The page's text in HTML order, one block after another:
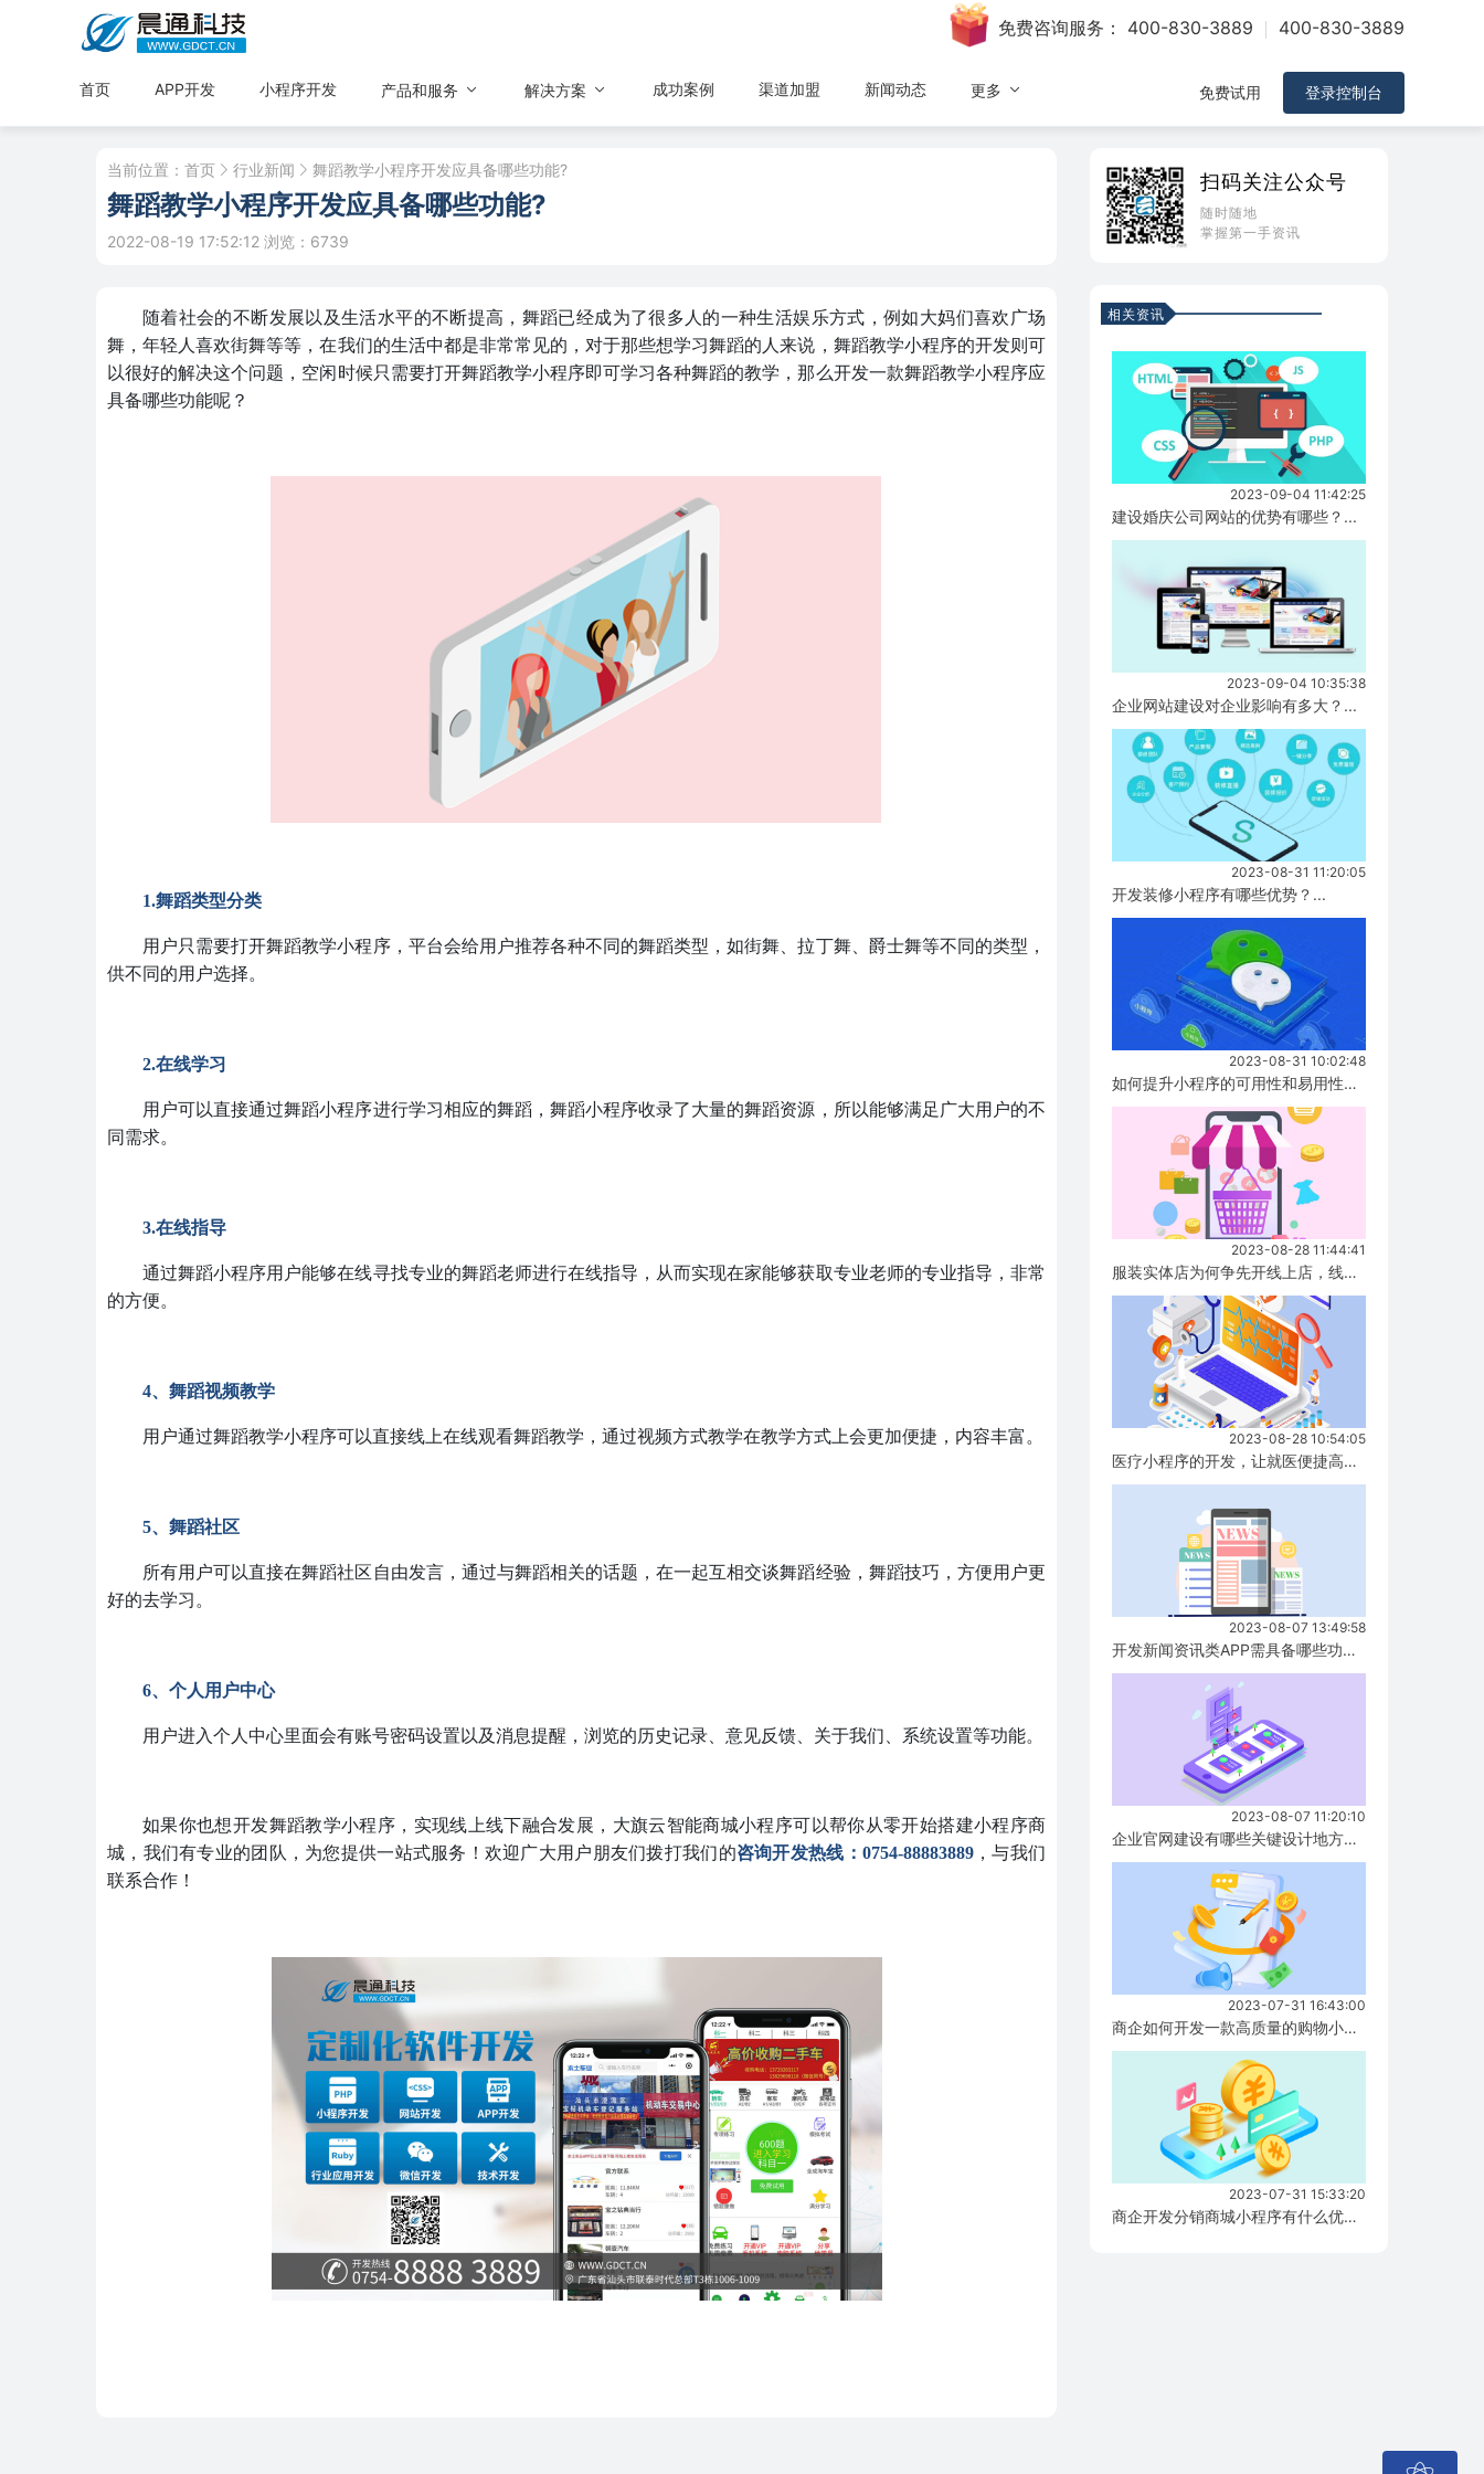
免费咨询服务： 400-830-3889 400-830-3889
首页 APP开发 小程序开发 产品和服务 解决方案 成功案例 渠道加盟 新闻动态 更多 免费试用 登录控制台
当前位置： 首页 行业新闻 舞蹈教学小程序开发应具备哪些功能?
舞蹈教学小程序开发应具备哪些功能?
2022-08-19 17:52:12 浏览：6739
随着社会的不断发展以及生活水平的不断提高，舞蹈已经成为了很多人的一种生活娱乐方式，例如大妈们喜欢广场
舞，年轻人喜欢街舞等等，在我们的生活中都是非常常见的，对于那些想学习舞蹈的人来说，舞蹈教学小程序的开发则可
以很好的解决这个问题，空闲时候只需要打开舞蹈教学小程序即可学习各种舞蹈的教学，那么开发一款舞蹈教学小程序应
具备哪些功能呢？
1.舞蹈类型分类
用户只需要打开舞蹈教学小程序，平台会给用户推荐各种不同的舞蹈类型，如街舞、拉丁舞、爵士舞等不同的类型，
供不同的用户选择。
2.在线学习
用户可以直接通过舞蹈小程序进行学习相应的舞蹈，舞蹈小程序收录了大量的舞蹈资源，所以能够满足广大用户的不
同需求。
3.在线指导
通过舞蹈小程序用户能够在线寻找专业的舞蹈老师进行在线指导，从而实现在家能够获取专业老师的专业指导，非常
的方便。
4、舞蹈视频教学
用户通过舞蹈教学小程序可以直接线上在线观看舞蹈教学，通过视频方式教学在教学方式上会更加便捷，内容丰富。
5、舞蹈社区
所有用户可以直接在舞蹈社区自由发言，通过与舞蹈相关的话题，在一起互相交谈舞蹈经验，舞蹈技巧，方便用户更
好的去学习。
6、个人用户中心
用户进入个人中心里面会有账号密码设置以及消息提醒，浏览的历史记录、意见反馈、关于我们、系统设置等功能。
如果你也想开发舞蹈教学小程序，实现线上线下融合发展，大旗云智能商城小程序可以帮你从零开始搭建小程序商
城，我们有专业的团队，为您提供一站式服务！欢迎广大用户朋友们拨打我们的咨询开发热线：0754-88883889，与我们
联系合作！
扫码关注公众号
随时随地
掌握第一手资讯
相关资讯
2023-09-04 11:42:25
建设婚庆公司网站的优势有哪些？...
2023-09-04 10:35:38
企业网站建设对企业影响有多大？...
2023-08-31 11:20:05
开发装修小程序有哪些优势？...
2023-08-31 10:02:48
如何提升小程序的可用性和易用性，有哪些方式！...
2023-08-28 11:44:41
服装实体店为何争先开线上店，线上店与实体店有什么区别？...
2023-08-28 10:54:05
医疗小程序的开发，让就医便捷高效！...
2023-08-07 13:49:58
开发新闻资讯类APP需具备哪些功能？...
2023-08-07 11:20:10
企业官网建设有哪些关键设计地方要注意？...
2023-07-31 16:43:00
商企如何开发一款高质量的购物小程序？...
2023-07-31 15:33:20
商企开发分销商城小程序有什么优势？...